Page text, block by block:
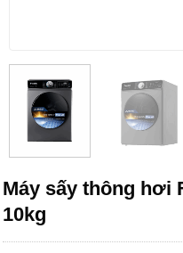
Máy sấy thông hơi
10kg